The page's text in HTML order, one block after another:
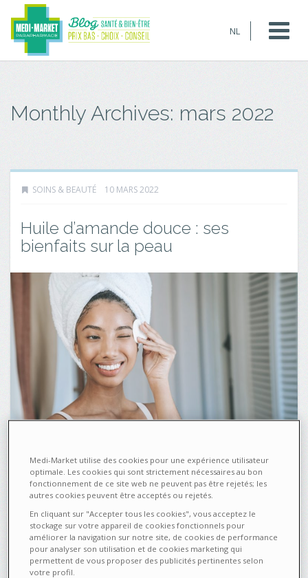
NL
Monthly Archives: mars 2022
SOINS & BEAUTÉ 10 MARS 2022
Huile d’amande douce : ses
bienfaits sur la peau
Star des produits pour bébé, l’huile d’amande douce regorge de
bienfaits pour tous les types de peaux. Voici pourquoi. Qu’est-
ce que l’huile d’amande douce ? Extraite du fruit de l’amandier,
l’huile ...
30110 0
Medi-Market utilise des cookies pour une expérience utilisateur
optimale. Les cookies qui sont strictement nécessaires au bon
fonctionnement de ce site web ne peuvent pas être rejetés; les
autres cookies peuvent être acceptés ou rejetés.
En cliquant sur "Accepter tous les cookies", vous acceptez le
stockage sur votre appareil de cookies fonctionnels pour
améliorer la navigation sur notre site, de cookies de performance
pour analyser son utilisation et de cookies marketing qui
permettent de vous proposer des publicités pertinentes selon
votre profil.